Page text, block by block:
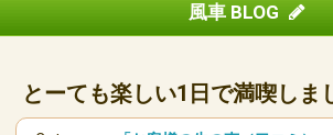
風車 BLOG
とーても楽しい1日で満喫しま